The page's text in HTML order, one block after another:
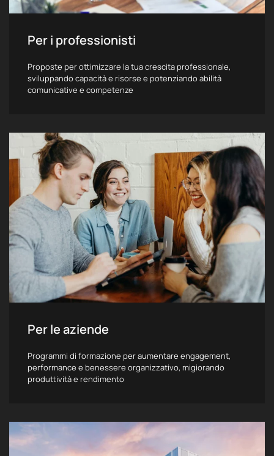
Per i professionisti
Proposte per ottimizzare la tua crescita professionale,
sviluppando capacità e risorse e potenziando abilità
comunicative e competenze
Per le aziende
Programmi di formazione per aumentare engagement,
performance e benessere organizzativo, migiorando
produttività e rendimento